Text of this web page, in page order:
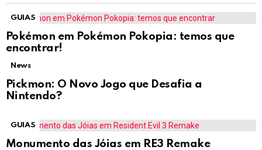
GUIAS
Pokémon em Pokémon Pokopia: temos que
encontrar!
News
Pickmon: O Novo Jogo que Desafia a
Nintendo?
GUIAS
Monumento das Jóias em RE3 Remake